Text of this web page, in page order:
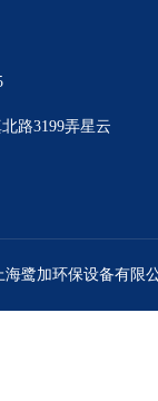
路3199弄星云
海鹭加环保设备有限